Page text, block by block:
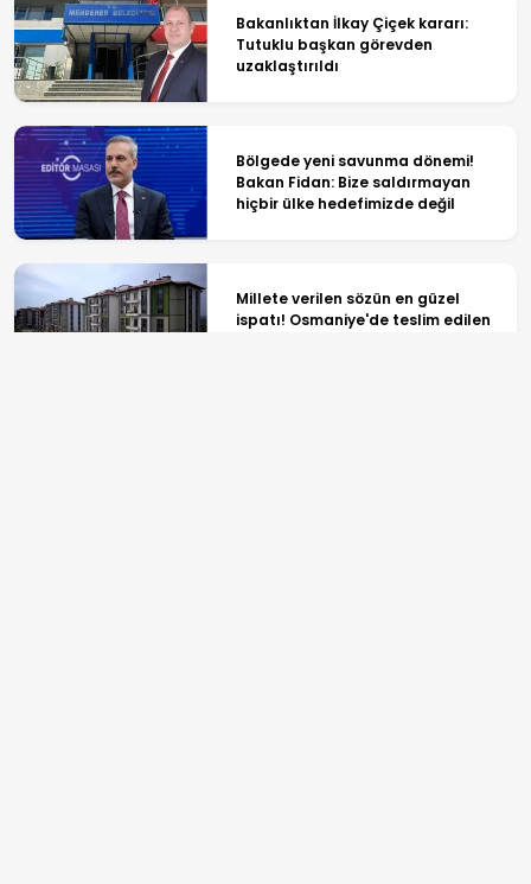
Bakanlıktan İlkay Çiçek kararı:
Tutuklu başkan görevden
uzaklaştırıldı
Bölgede yeni savunma dönemi!
Bakan Fidan: Bize saldırmayan
hiçbir ülke hedefimizde değil
Millete verilen sözün en güzel
ispatı! Osmaniye'de teslim edilen